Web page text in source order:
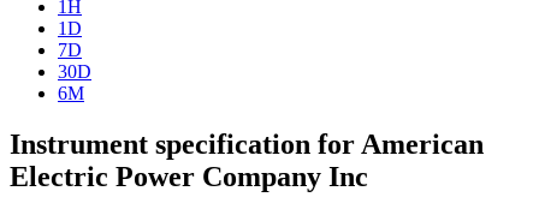
1H
1D
7D
30D
6M
Instrument specification for American
Electric Power Company Inc